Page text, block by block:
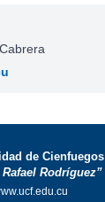
de Cienfuegos
Rafael Rodríguez”